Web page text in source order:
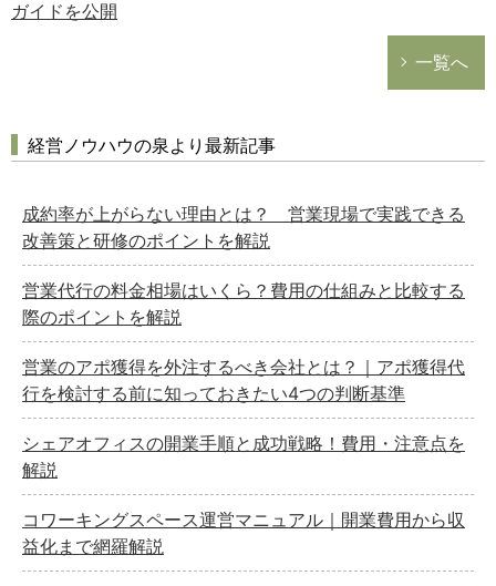
ガイドを公開
一覧へ
経営ノウハウの泉より最新記事
成約率が上がらない理由とは？ 営業現場で実践できる
改善策と研修のポイントを解説
営業代行の料金相場はいくら？費用の仕組みと比較する
際のポイントを解説
営業のアポ獲得を外注するべき会社とは？｜アポ獲得代
行を検討する前に知っておきたい4つの判断基準
シェアオフィスの開業手順と成功戦略！費用・注意点を
解説
コワーキングスペース運営マニュアル｜開業費用から収
益化まで網羅解説